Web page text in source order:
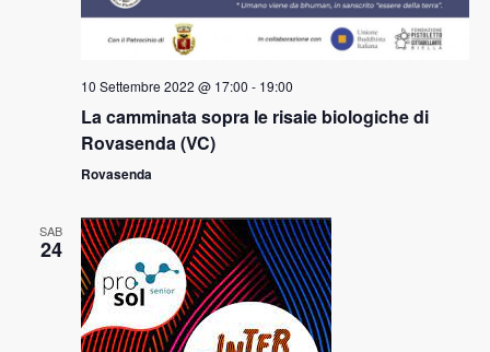
10 Settembre 2022 @ 17:00 - 19:00
La camminata sopra le risaie biologiche di
Rovasenda (VC)
Rovasenda
SAB
24